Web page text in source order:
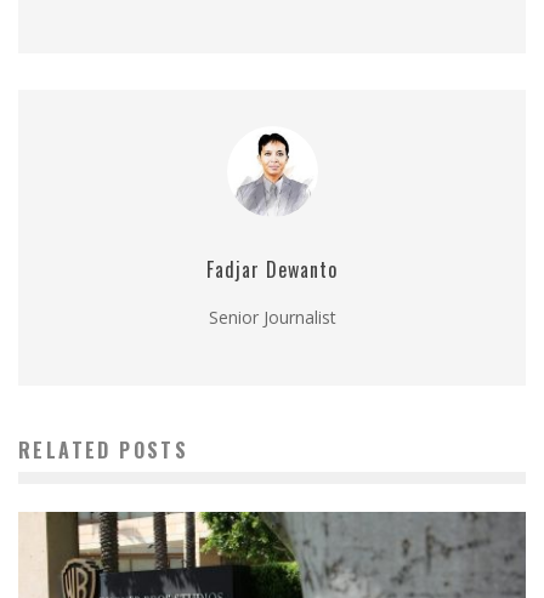
Fadjar Dewanto
Senior Journalist
RELATED POSTS